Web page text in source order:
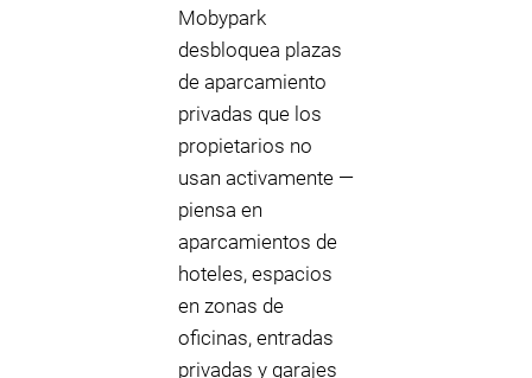
Mobypark
desbloquea plazas
de aparcamiento
privadas que los
propietarios no
usan activamente —
piensa en
aparcamientos de
hoteles, espacios
en zonas de
oficinas, entradas
privadas y garajes